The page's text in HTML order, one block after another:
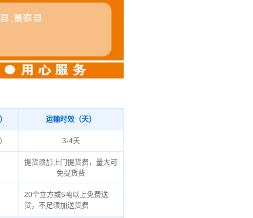
运输时效（天）
3-4天
提货须加上门提货费，量大可
免提货费
20个立方或5吨以上免费送
货，不足须加送货费